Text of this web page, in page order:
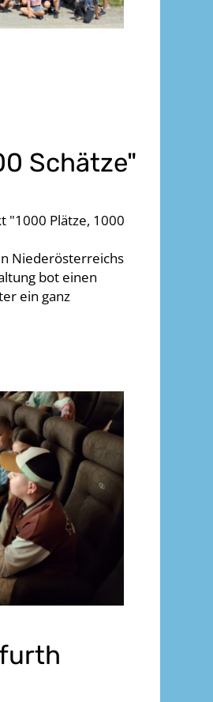
Schätze"
"1000 Plätze, 1000
Niederösterreichs
bot einen
ein ganz